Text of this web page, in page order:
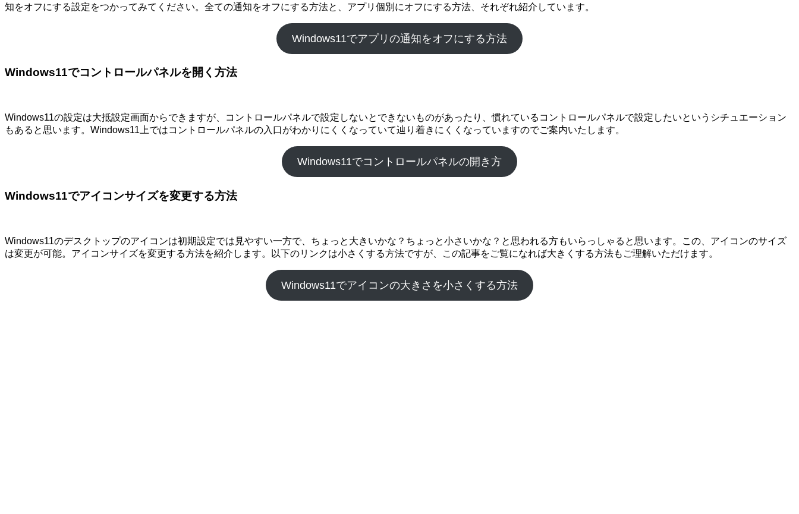
知をオフにする設定をつかってみてください。全ての通知をオフにする方法と、アプリ個別にオフにする方法、それぞれ紹介しています。
Windows11でアプリの通知をオフにする方法
Windows11でコントロールパネルを開く方法
Windows11の設定は大抵設定画面からできますが、コントロールパネルで設定しないとできないものがあったり、慣れているコントロールパネルで設定したいというシチュエーション
もあると思います。Windows11上ではコントロールパネルの入口がわかりにくくなっていて辿り着きにくくなっていますのでご案内いたします。
Windows11でコントロールパネルの開き方
Windows11でアイコンサイズを変更する方法
Windows11のデスクトップのアイコンは初期設定では見やすい一方で、ちょっと大きいかな？ちょっと小さいかな？と思われる方もいらっしゃると思います。この、アイコンのサイズ
は変更が可能。アイコンサイズを変更する方法を紹介します。以下のリンクは小さくする方法ですが、この記事をご覧になれば大きくする方法もご理解いただけます。
Windows11でアイコンの大きさを小さくする方法